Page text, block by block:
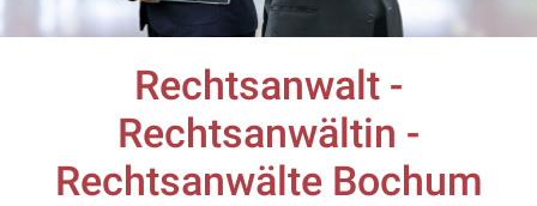
Rechtsanwalt -
Rechtsanwältin -
Rechtsanwälte Bochum